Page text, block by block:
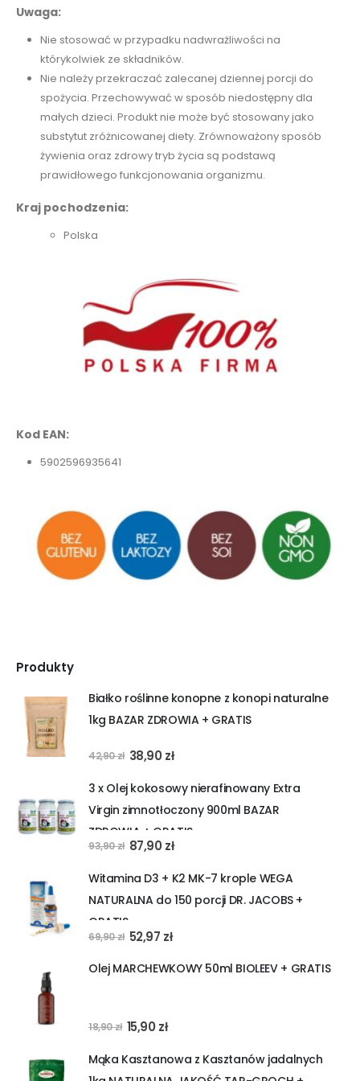
Uwaga:
Nie stosować w przypadku nadwrażliwości na
którykolwiek ze składników.
Nie należy przekraczać zalecanej dziennej porcji do
spożycia. Przechowywać w sposób niedostępny dla
małych dzieci. Produkt nie może być stosowany jako
substytut zróżnicowanej diety. Zrównoważony sposób
żywienia oraz zdrowy tryb życia są podstawą
prawidłowego funkcjonowania organizmu.
Kraj pochodzenia:
Polska
Kod EAN:
5902596935641
Produkty
Białko roślinne konopne z konopi naturalne
1kg BAZAR ZDROWIA + GRATIS
42,90zł Pierwotna
wynosiła:
42,90 zł.
38,90 złAktualna
wynosi:
38,90 zł.
3 x Olej kokosowy nierafinowany Extra
Virgin zimnotłoczony 900ml BAZAR
ZDROWIA + GRATIS
93,90zł Pierwotna
wynosiła:
93,90 zł.
87,90 złAktualna
wynosi:
87,90 zł.
Witamina D3 + K2 MK-7 krople WEGA
NATURALNA do 150 porcji DR. JACOBS +
GRATIS
69,90zł Pierwotna
wynosiła:
52,97 złAktualna
wynosi:
Olej MARCHEWKOWY 50ml BIOLEEV + GRATIS
18,90zł Pierwotna
wynosiła:
15,90 złAktualna
wynosi:
Mąka Kasztanowa z Kasztanów jadalnych